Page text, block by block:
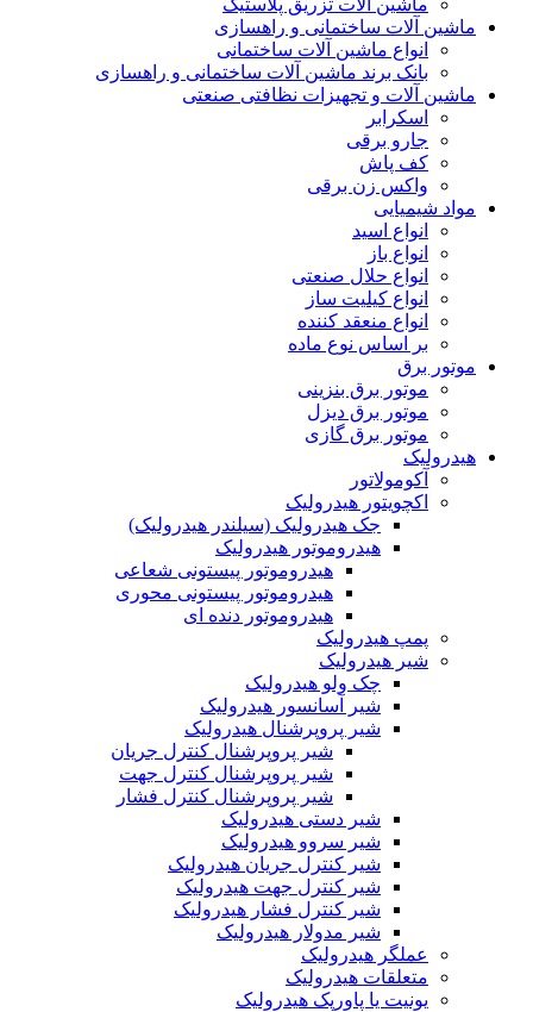
ماشین آلات تزریق پلاستیک
ماشین آلات ساختمانی و راهسازی
انواع ماشین آلات ساختمانی
بانک برند ماشین آلات ساختمانی و راهسازی
ماشین آلات و تجهیزات نظافتی صنعتی
اسکرابر
جارو برقی
کف پاش
واکس زن برقی
مواد شیمیایی
انواع اسید
انواع باز
انواع حلال صنعتی
انواع کیلیت ساز
انواع منعقد کننده
بر اساس نوع ماده
موتور برق
موتور برق بنزینی
موتور برق دیزل
موتور برق گازی
هیدرولیک
آکومولاتور
اکچویتور هیدرولیک
جک هیدرولیک (سیلندر هیدرولیک)
هیدروموتور هیدرولیک
هیدروموتور پیستونی شعاعی
هیدروموتور پیستونی محوری
هیدروموتور دنده ای
پمپ هیدرولیک
شیر هیدرولیک
چک ولو هیدرولیک
شیر آسانسور هیدرولیک
شیر پروپرشنال هیدرولیک
شیر پروپرشنال کنترل جریان
شیر پروپرشنال کنترل جهت
شیر پروپرشنال کنترل فشار
شیر دستی هیدرولیک
شیر سروو هیدرولیک
شیر کنترل جریان هیدرولیک
شیر کنترل جهت هیدرولیک
شیر کنترل فشار هیدرولیک
شیر مدولار هیدرولیک
عملگر هیدرولیک
متعلقات هیدرولیک
یونیت یا پاورپک هیدرولیک